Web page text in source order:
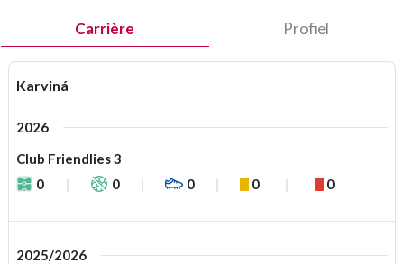
Carrière Profiel
Karviná
2026
Club Friendlies 3
0
0 0 0 0
2025/2026